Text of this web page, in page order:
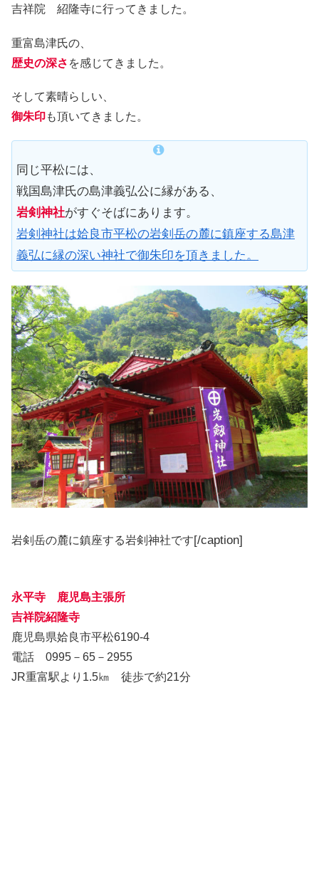
吉祥院 紹隆寺に行ってきました。
重富島津氏の、
歴史の深さ を感じてきました。
そして素晴らしい、
御朱印も頂いてきました。
同じ平松には、
戦国島津氏の島津義弘公に縁がある、
岩剣神社がすぐそばにあります。
岩剣神社は姶良市平松の岩剣岳の麓に鎮座する島津
義弘に縁の深い神社で御朱印を頂きました。
岩剣岳の麓に鎮座する岩剣神社です[/caption]
永平寺 鹿児島主張所
吉祥院紹隆寺
鹿児島県姶良市平松6190‐4
電話 0995－65－2955
JR重富駅より1.5㎞ 徒歩で約21分